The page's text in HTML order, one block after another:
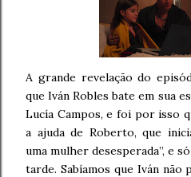
A grande revelação do
que Iván Robles bate em sua
Lucía Campos, e foi por isso
a ajuda de Roberto, que
uma mulher desesperada”, e
tarde. Sabíamos que Iván não